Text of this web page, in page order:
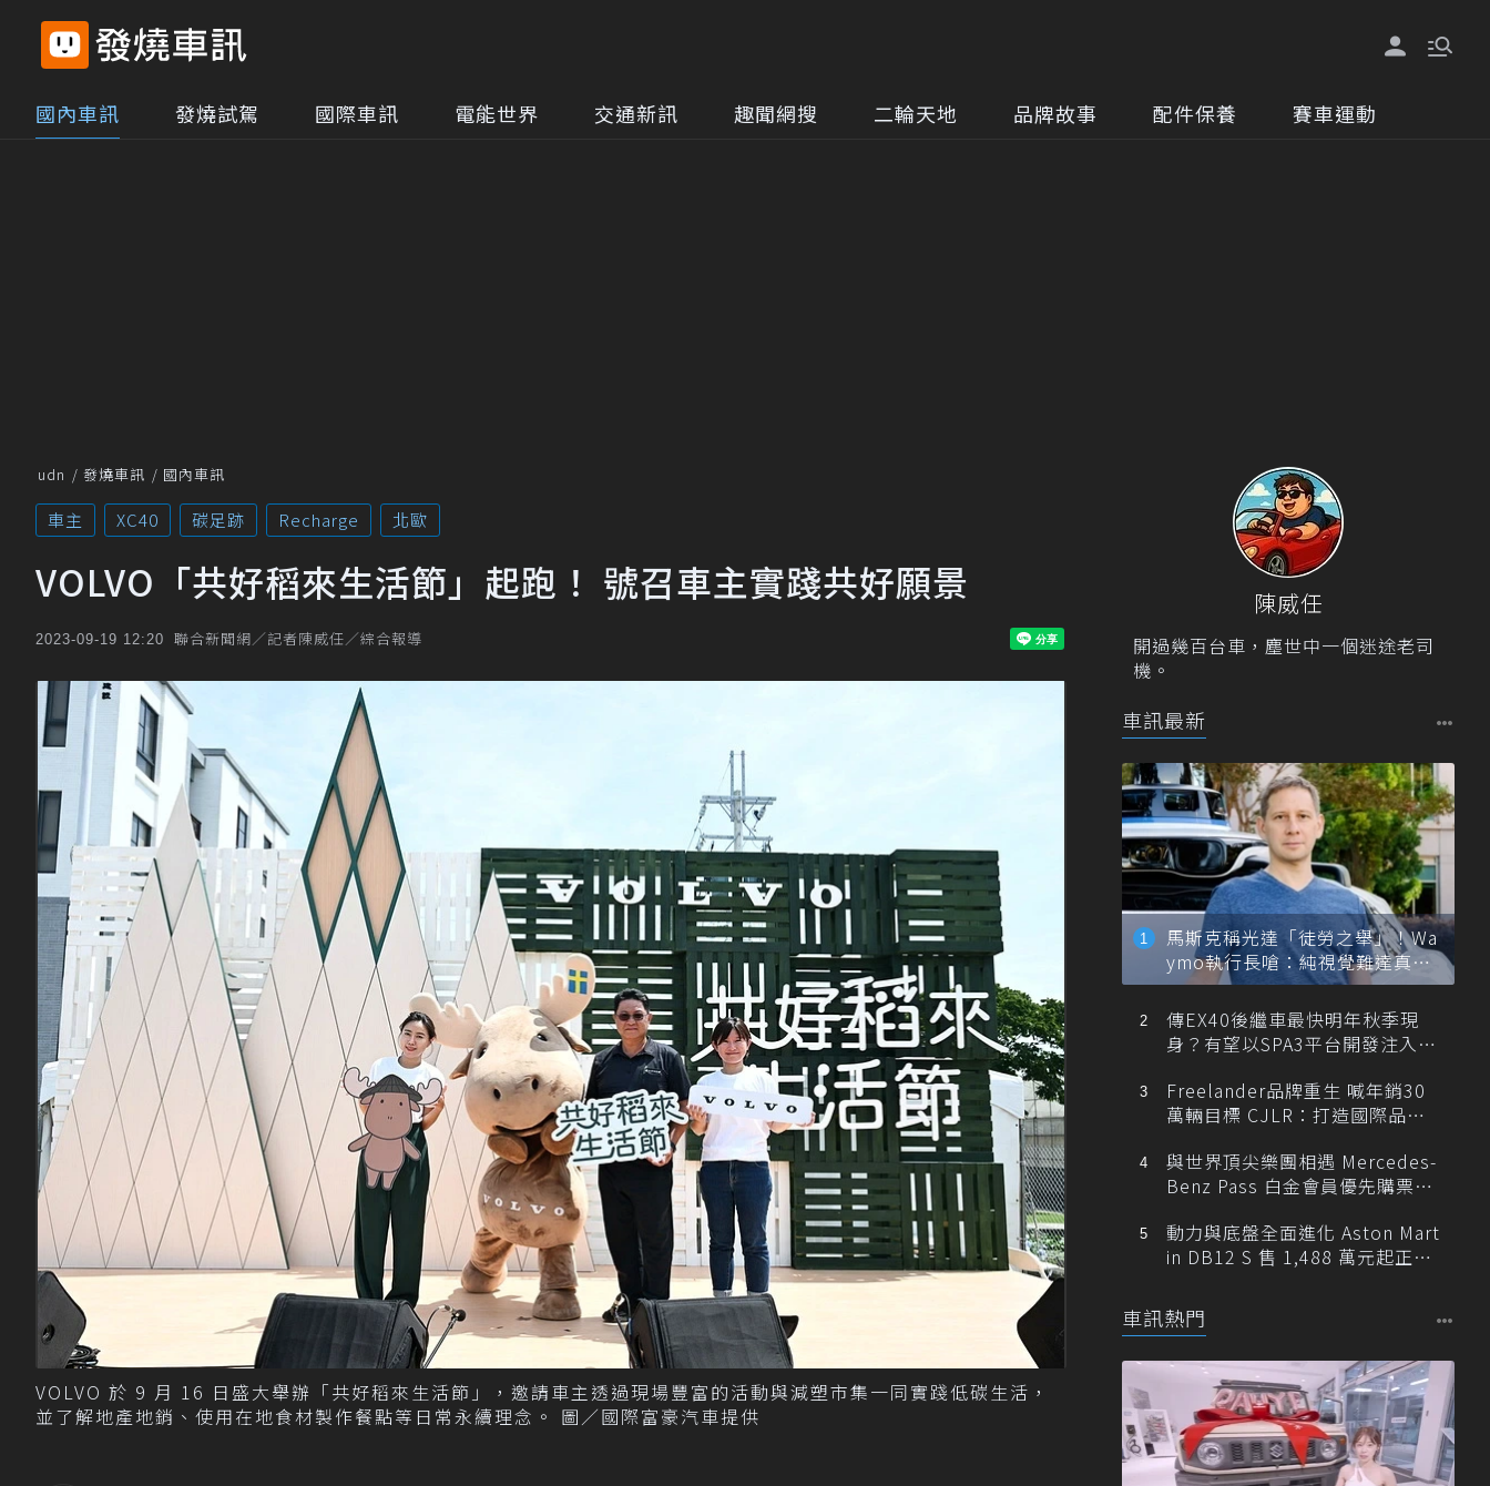
國內車訊 發燒試駕 國際車訊 電能世界 交通新訊 趣聞網搜 二輪天地 品牌故事 配件保養 賽車運動
udn 發燒車訊 國內車訊
車主 XC40 碳足跡 Recharge 北歐
VOLVO「共好稻來生活節」起跑！ 號召車主實踐共好願景
2023-09-19 12:20 聯合新聞網／記者陳威任／綜合報導
VOLVO 於 9 月 16 日盛大舉辦「共好稻來生活節」，邀請車主透過現場豐富的活動與減塑市集一同實踐低碳生活，
並了解地產地銷、使用在地食材製作餐點等日常永續理念。 圖／國際富豪汽車提供
陳威任
開過幾百台車，塵世中一個迷途老司
機。
車訊最新
馬斯克稱光達「徒勞之舉」！Wa
ymo執行長嗆：純視覺難達真正
自動駕駛
傳EX40後繼車最快明年秋季現
身？有望以SPA3平台開發注入80
Freelander品牌重生 喊年銷30
萬輛目標 CJLR：打造國際品牌
與世界頂尖樂團相遇 Mercedes-
Benz Pass 白金會員優先購票維
動力與底盤全面進化 Aston Mart
in DB12 S 售 1,488 萬元起正式
車訊熱門